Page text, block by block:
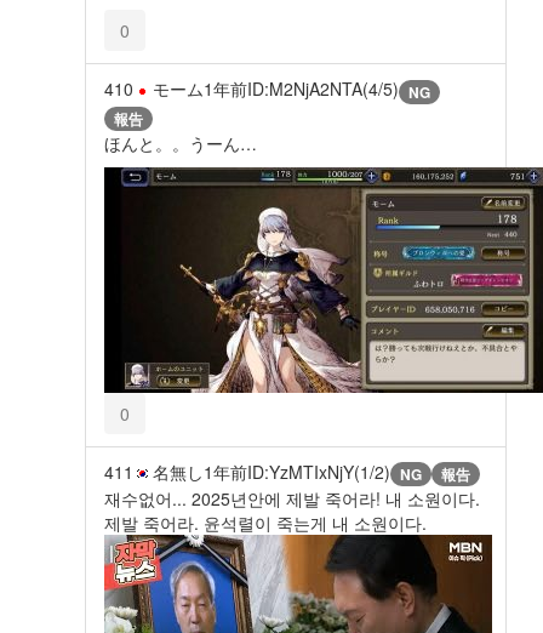
0
410 モーム1年前ID:M2NjA2NTA(4/5) NG
報告
ほんと。。うーん…
0
411 名無し1年前ID:YzMTIxNjY(1/2) NG 報告
재수없어... 2025년안에 제발 죽어라! 내 소원이다.
제발 죽어라. 윤석렬이 죽는게 내 소원이다.